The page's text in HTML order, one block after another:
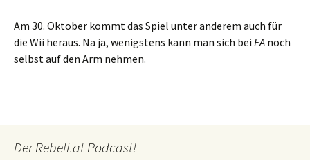
Am 30. Oktober kommt das Spiel unter anderem auch für
die Wii heraus. Na ja, wenigstens kann man sich bei EA noch
selbst auf den Arm nehmen.
Der Rebell.at Podcast!